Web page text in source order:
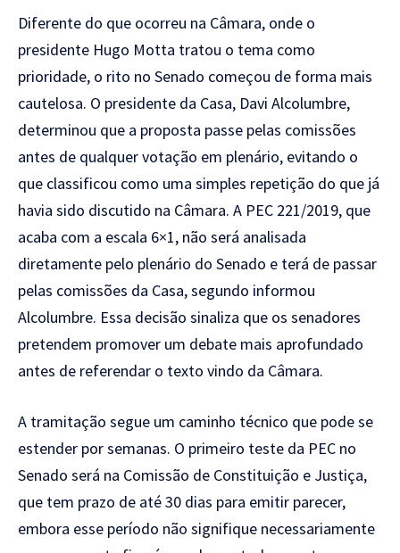
Diferente do que ocorreu na Câmara, onde o
presidente Hugo Motta tratou o tema como
prioridade, o rito no Senado começou de forma mais
cautelosa. O presidente da Casa, Davi Alcolumbre,
determinou que a proposta passe pelas comissões
antes de qualquer votação em plenário, evitando o
que classificou como uma simples repetição do que já
havia sido discutido na Câmara. A PEC 221/2019, que
acaba com a escala 6×1, não será analisada
diretamente pelo plenário do Senado e terá de passar
pelas comissões da Casa, segundo informou
Alcolumbre. Essa decisão sinaliza que os senadores
pretendem promover um debate mais aprofundado
antes de referendar o texto vindo da Câmara.
A tramitação segue um caminho técnico que pode se
estender por semanas. O primeiro teste da PEC no
Senado será na Comissão de Constituição e Justiça,
que tem prazo de até 30 dias para emitir parecer,
embora esse período não signifique necessariamente